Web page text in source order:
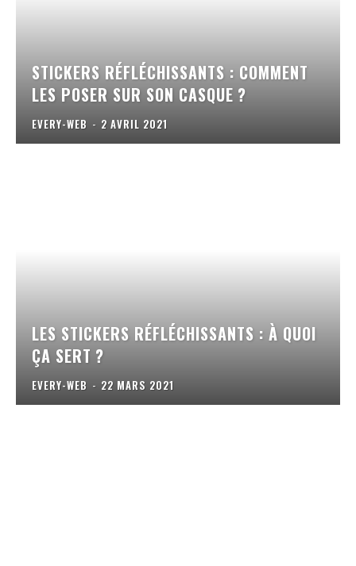
STICKERS RÉFLÉCHISSANTS : COMMENT
LES POSER SUR SON CASQUE ?
EVERY-WEB - 2 AVRIL 2021
LES STICKERS RÉFLÉCHISSANTS : À QUOI
ÇA SERT ?
EVERY-WEB - 22 MARS 2021